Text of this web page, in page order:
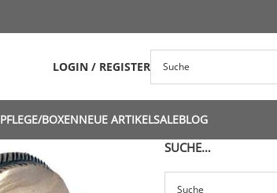
LOGIN / REGISTER
PFLEGE/BOXENNEUE ARTIKELSALEBLOG
SUCHE…